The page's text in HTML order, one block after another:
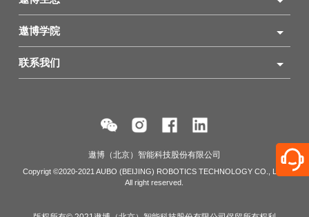
遨博学院
联系我们
遨博（北京）智能科技股份有限公司
Copyrigt ©2020-2021 AUBO (BEIJING) ROBOTICS TECHNOLOGY CO., LTD
All right reserved.